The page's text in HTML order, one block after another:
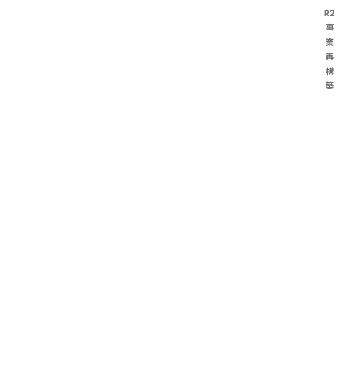
R2
事
業
再
構
築